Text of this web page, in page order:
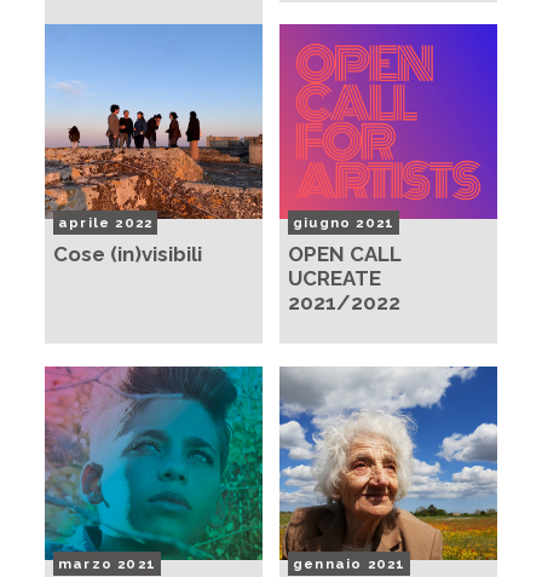
aprile 2022
Cose (in)visibili
giugno 2021
OPEN CALL
UCREATE
2021/2022
marzo 2021 gennaio 2021